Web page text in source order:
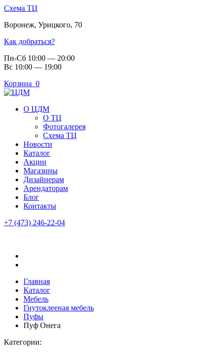
Схема ТЦ
Воронеж, Урицкого, 70
Как добраться?
Пн-Сб 10:00 — 20:00
Вс 10:00 — 19:00
Корзина 0
О ЦДМ
О ТЦ
Фотогалерея
Схема ТЦ
Новости
Каталог
Акции
Магазины
Дизайнерам
Арендаторам
Блог
Контакты
+7 (473) 246-22-04
Главная
Каталог
Мебель
Гнутоклееная мебель
Пуфы
Пуф Онега
Категории: